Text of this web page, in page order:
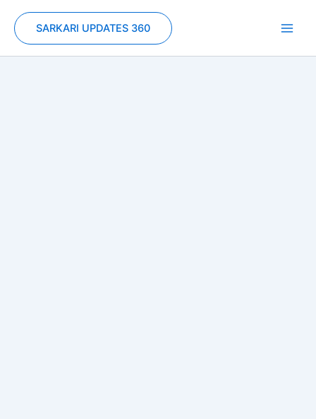
content
SARKARI UPDATES 360